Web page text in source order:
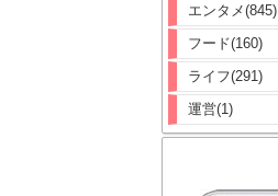
エンタメ(845)
フード(160)
ライフ(291)
運営(1)